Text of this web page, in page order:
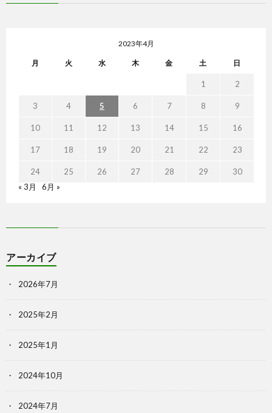
2023年4月
月 火 水 木 金 土 日
1 2
3 4 5 6 7 8 9
10 11 12 13 14 15 16
17 18 19 20 21 22 23
24 25 26 27 28 29
30
« 3月
6月 »
アーカイブ
2026年7月
2025年2月
2025年1月
2024年10月
2024年7月